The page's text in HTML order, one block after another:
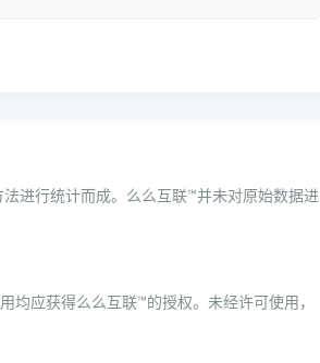
进行统计而成。么么互联™并未对原始数据进
应获得么么互联™的授权。未经许可使用，